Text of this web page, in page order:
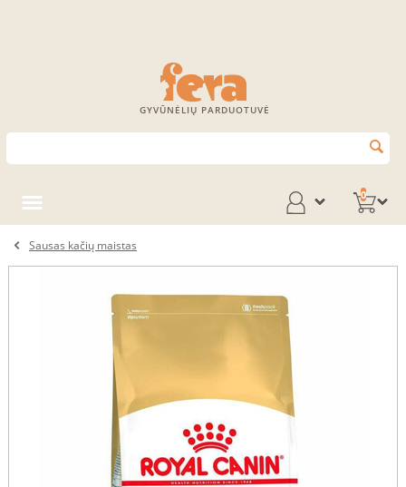
GYVŪNĖLIŲ PARDUOTUVĖ
0
Sausas kačių maistas